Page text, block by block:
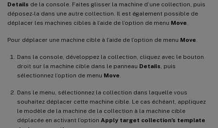
Details de la console. Faites glisser la machine d’une collection, puis
déposez-la dans une autre collection. Il est également possible de
déplacer les machines cibles à l’aide de l’option de menu Move
Pour déplacer une machine cible à l’aide de l’option de menu Move
Dans la console, développez la collection, cliquez avec le bouton
droit sur la machine cible dans le panneau Details , puis
sélectionnez l’option de menu Move
Dans le menu, sélectionnez la collection dans laquelle vous
souhaitez déplacer cette machine cible. Le cas échéant, appliquez
le modèle de la machine de la collection à la machine cible
déplacée en activant l’option Apply target collection’s template